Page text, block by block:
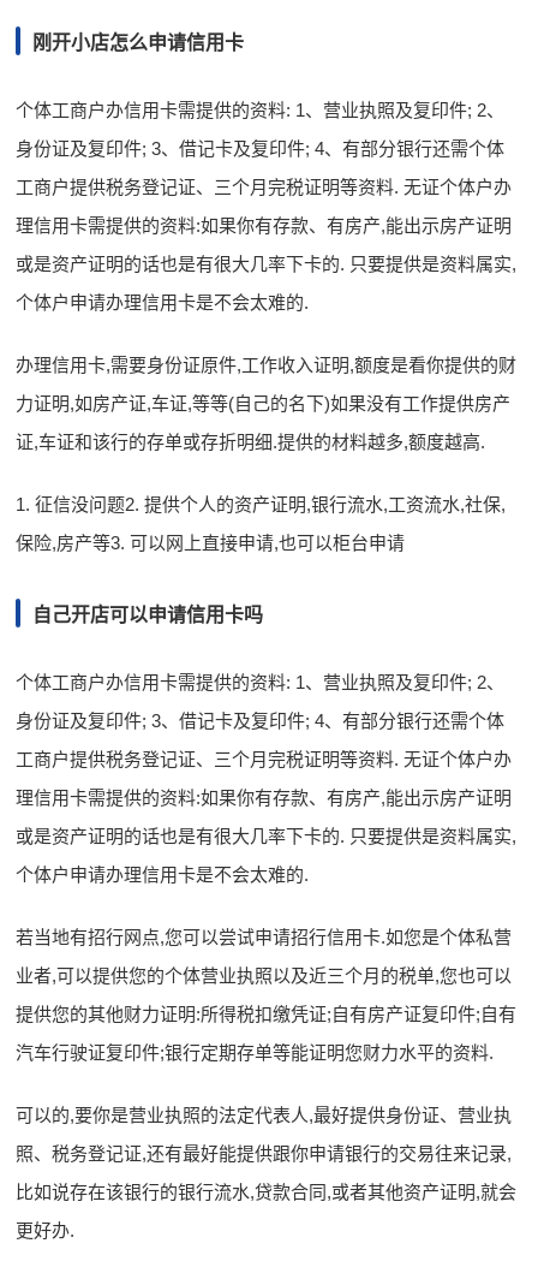
刚开小店怎么申请信用卡
个体工商户办信用卡需提供的资料: 1、营业执照及复印件; 2、
身份证及复印件; 3、借记卡及复印件; 4、有部分银行还需个体
工商户提供税务登记证、三个月完税证明等资料. 无证个体户办
理信用卡需提供的资料:如果你有存款、有房产,能出示房产证明
或是资产证明的话也是有很大几率下卡的. 只要提供是资料属实,
个体户申请办理信用卡是不会太难的.
办理信用卡,需要身份证原件,工作收入证明,额度是看你提供的财
力证明,如房产证,车证,等等(自己的名下)如果没有工作提供房产
证,车证和该行的存单或存折明细.提供的材料越多,额度越高.
1. 征信没问题2. 提供个人的资产证明,银行流水,工资流水,社保,
保险,房产等3. 可以网上直接申请,也可以柜台申请
自己开店可以申请信用卡吗
个体工商户办信用卡需提供的资料: 1、营业执照及复印件; 2、
身份证及复印件; 3、借记卡及复印件; 4、有部分银行还需个体
工商户提供税务登记证、三个月完税证明等资料. 无证个体户办
理信用卡需提供的资料:如果你有存款、有房产,能出示房产证明
或是资产证明的话也是有很大几率下卡的. 只要提供是资料属实,
个体户申请办理信用卡是不会太难的.
若当地有招行网点,您可以尝试申请招行信用卡.如您是个体私营
业者,可以提供您的个体营业执照以及近三个月的税单,您也可以
提供您的其他财力证明:所得税扣缴凭证;自有房产证复印件;自有
汽车行驶证复印件;银行定期存单等能证明您财力水平的资料.
可以的,要你是营业执照的法定代表人,最好提供身份证、营业执
照、税务登记证,还有最好能提供跟你申请银行的交易往来记录,
比如说存在该银行的银行流水,贷款合同,或者其他资产证明,就会
更好办.